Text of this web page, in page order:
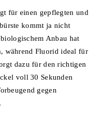
für einen gepflegten und
kommt ja nicht
Anbau hat
während Fluorid ideal für
dazu für den richtigen
voll 30 Sekunden
gegen